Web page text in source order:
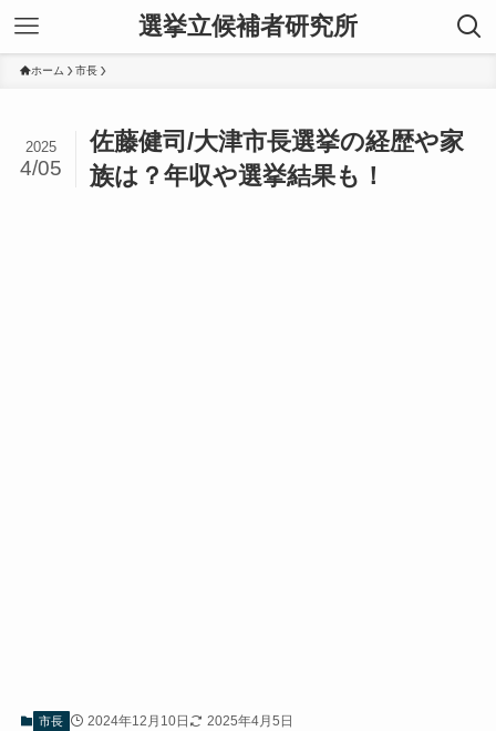
選挙立候補者研究所
ホーム 市長
佐藤健司/大津市長選挙の経歴や家
族は？年収や選挙結果も！
2025
4/05
市長 2024年12月10日 2025年4月5日